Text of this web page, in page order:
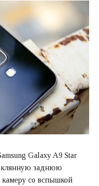
Galaxy A9 Star
заднюю
со вспышкой